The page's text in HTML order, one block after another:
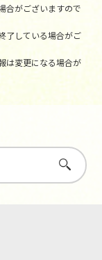
合がございますので
了している場合がご
は変更になる場合が
さがす